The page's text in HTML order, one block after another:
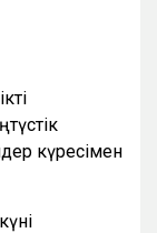
күресімен